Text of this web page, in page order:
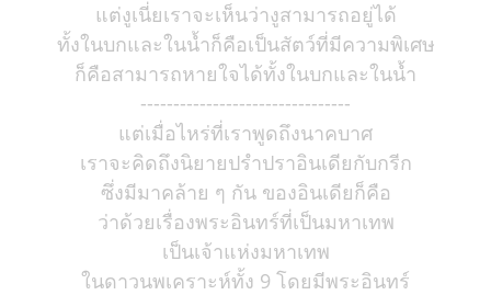
แต่งูเนี่ยเราจะเห็นว่างูสามารถอยู่ได้
ทั้งในบกและในน้ำก็คือเป็นสัตว์ที่มีความพิเศษ
ก็คือสามารถหายใจได้ทั้งในบกและในน้ำ
--------------------------------
แต่เมื่อไหร่ที่เราพูดถึงนาคบาศ
เราจะคิดถึงนิยายปรำปราอินเดียกับกรีก
ซึ่งมีมาคล้าย ๆ กัน ของอินเดียก็คือ
ว่าด้วยเรื่องพระอินทร์ที่เป็นมหาเทพ
เป็นเจ้าแห่งมหาเทพ
ในดาวนพเคราะห์ทั้ง 9 โดยมีพระอินทร์